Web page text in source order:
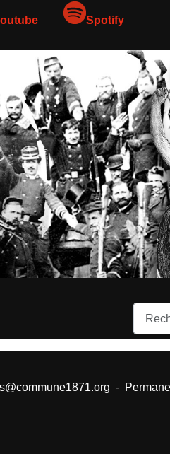
Spotify
-